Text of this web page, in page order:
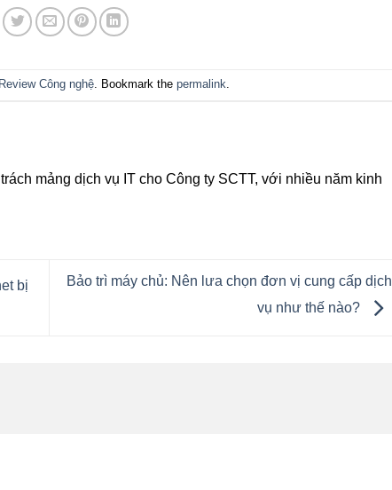
Review Công nghệ. Bookmark the permalink.
mảng dịch vụ IT cho Công ty SCTT, với nhiều năm kinh
bị
Bảo trì máy chủ: Nên lưa chọn đơn vị cung cấp dịch
vụ như thế nào?